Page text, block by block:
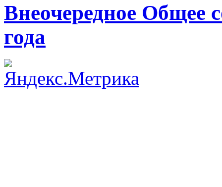
Внеочередное Общее
года